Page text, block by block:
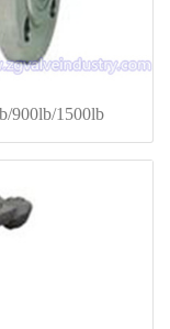
900lb/1500lb